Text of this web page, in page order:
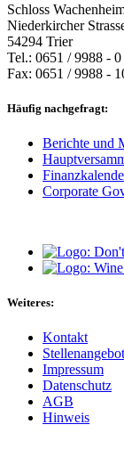
Schloss
Niederkircher
54294 Trier
Tel.: 0651 / 9988 - 0
Fax: 0651 / 9988 -
Häufig nachgefragt:
Berichte und
Corporate
Weiteres:
Kontakt
Impressum
Datenschutz
AGB
Hinweis